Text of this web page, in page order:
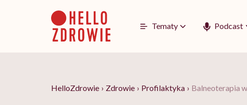
Tematy Podcast
HelloZdrowie › Zdrowie › Profilaktyka › Balneoterapia